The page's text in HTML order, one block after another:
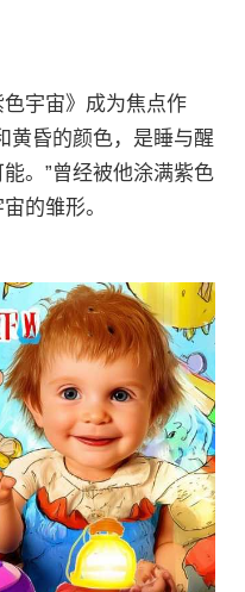
宇宙》成为焦点作
黄昏的颜色，是睡与醒
。”曾经被他涂满紫色
的雏形。